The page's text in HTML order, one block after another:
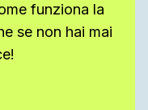
funziona la
se non hai mai